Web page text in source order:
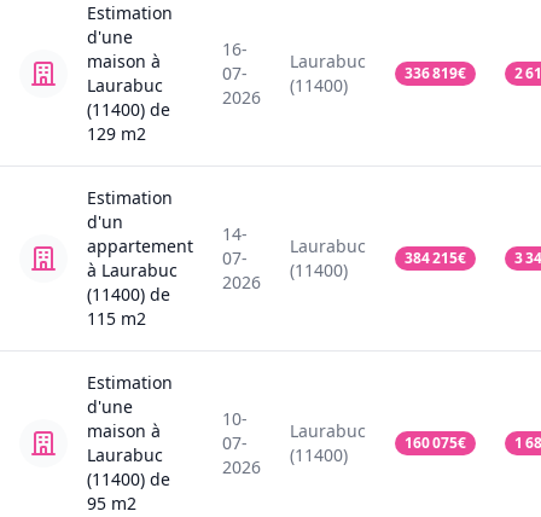
Estimation
d'une
maison à
Laurabuc
(11400) de
129 m2
16-
07-
2026
Laurabuc
(11400)
336 819€ 2
Estimation
d'un
appartement
à Laurabuc
(11400) de
115 m2
14-
07-
2026
Laurabuc
(11400)
384 215€ 3
Estimation
d'une
maison à
Laurabuc
(11400) de
95 m2
10-
07-
2026
Laurabuc
(11400)
160 075€ 1